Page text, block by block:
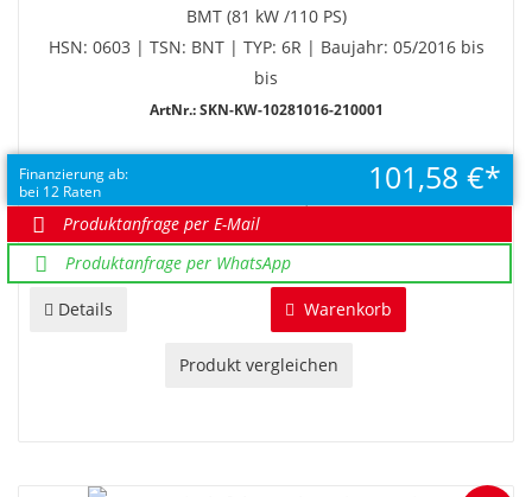
BMT (81 kW /110 PS)
HSN: 0603 | TSN: BNT | TYP: 6R | Baujahr: 05/2016 bis
bis
ArtNr.: SKN-KW-10281016-210001
Sie sparen 37,70 €
Finanzierung ab:
bei 12 Raten
101,58 €
Produktanfrage per E-Mail
Produktanfrage per WhatsApp
Details Warenkorb
Produkt vergleichen